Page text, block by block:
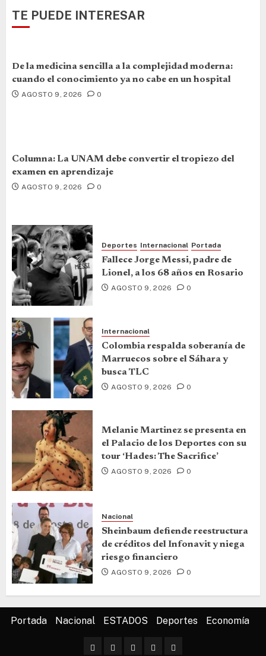
TE PUEDE INTERESAR
De la medicina sencilla a la complejidad moderna:
cuando el conocimiento ya no cabe en un hospital
AGOSTO 9, 2026 0
Columna: La UNAM debe convertir el tropiezo del
examen en aprendizaje
AGOSTO 9, 2026 0
Deportes Internacional Portada
Fallece Jorge Messi, padre de
Lionel, a los 68 años en Rosario
AGOSTO 9, 2026 0
Internacional
Colombia respalda soberanía de
Marruecos sobre el Sáhara y
busca TLC
AGOSTO 9, 2026 0
Melanie Martinez se presenta en
el Palacio de los Deportes con su
tour ‘Hades: The Sacrifice’
AGOSTO 9, 2026 0
Nacional
Sheinbaum defiende reestructura
de créditos del Infonavit y niega
riesgo financiero
AGOSTO 9, 2026 0
Portada Nacional ESTADOS Deportes Economía